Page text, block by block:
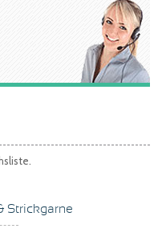
Strickgarne